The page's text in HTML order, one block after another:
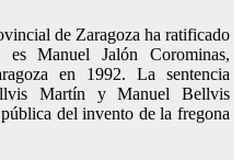
de Zaragoza ha ratificado
Manuel Jalón Corominas,
en 1992. La sentencia
Martín y Manuel Bellvis
del invento de la fregona